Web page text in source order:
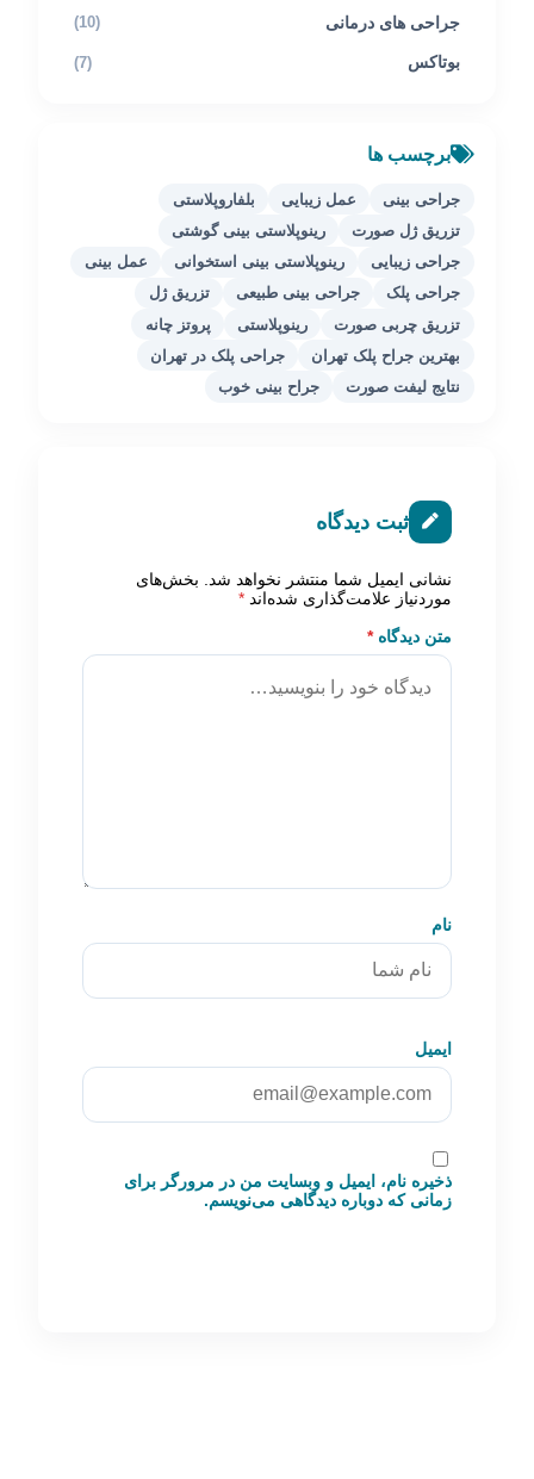
جراحی های درمانی (10)
بوتاکس (7)
برچسب ها
جراحی بینی عمل زیبایی
بلفاروپلاستی
تزریق ژل صورت
رینوپلاستی بینی گوشتی
جراحی زیبایی
رینوپلاستی بینی استخوانی
عمل بینی
جراحی پلک
جراحی بینی طبیعی
تزریق ژل
تزریق چربی صورت
رینوپلاستی
پروتز چانه
بهترین جراح پلک تهران
جراحی پلک در تهران
نتایج لیفت صورت
جراح بینی خوب
ثبت دیدگاه
نشانی ایمیل شما منتشر نخواهد شد.
بخش‌های
موردنیاز علامت‌گذاری شده‌اند *
متن دیدگاه*
نام
ایمیل
ذخیره نام، ایمیل و وبسایت من در مرورگر برای
زمانی که دوباره دیدگاهی می‌نویسم.